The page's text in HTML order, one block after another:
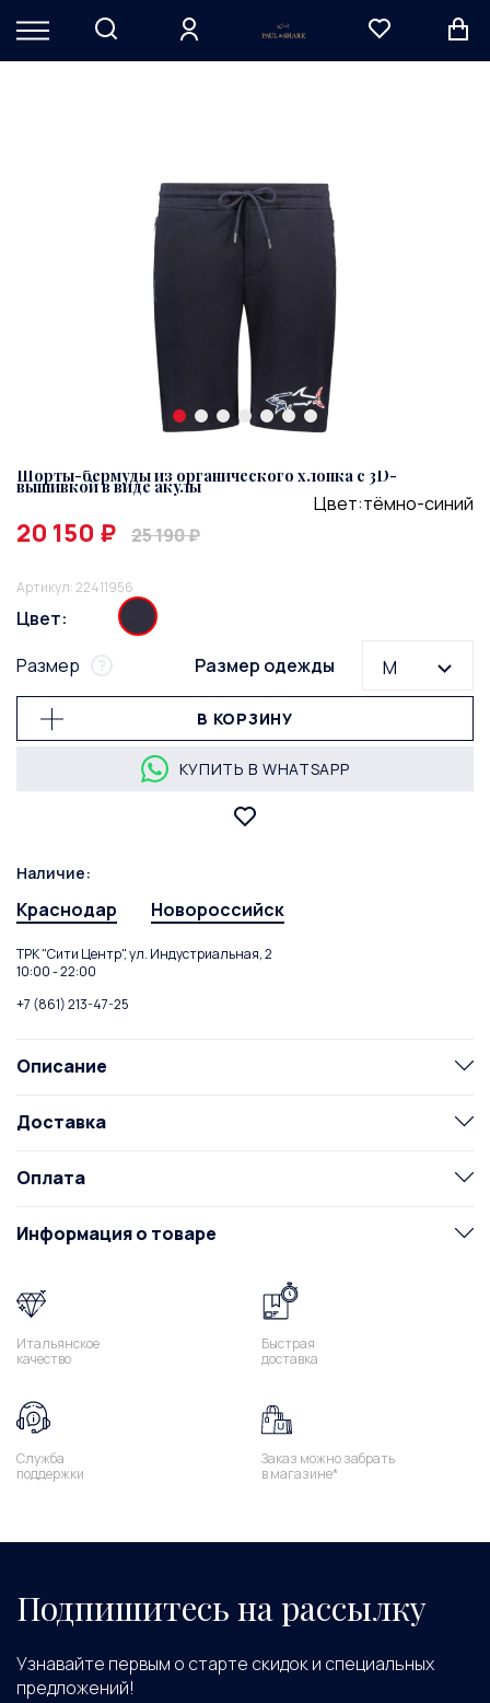
Артикул: 22411956
Шорты-бермуды из органического хлопка с 3D-
вышивкой в виде акулы
20 150 ₽ 25 190 ₽
Цвет:тёмно-синий
Цвет:
Размер одежды
M
Размер
В КОРЗИНУ
КУПИТЬ В WHATSAPP
Наличие:
Краснодар Новороссийск
ТРК "Сити Центр", ул. Индустриальная, 2
10:00 - 22:00
+7 (861) 213-47-25
Описание
Доставка
Оплата
Информация о товаре
Итальянское
качество
Быстрая
доставка
Служба
поддержки
Заказ можно забрать
в магазине*
Подпишитесь на рассылку
Узнавайте первым о старте скидок и специальных
предложений!